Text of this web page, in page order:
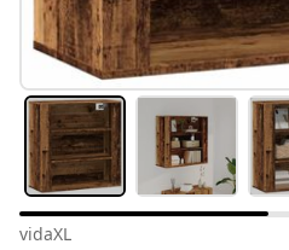
vidaXL